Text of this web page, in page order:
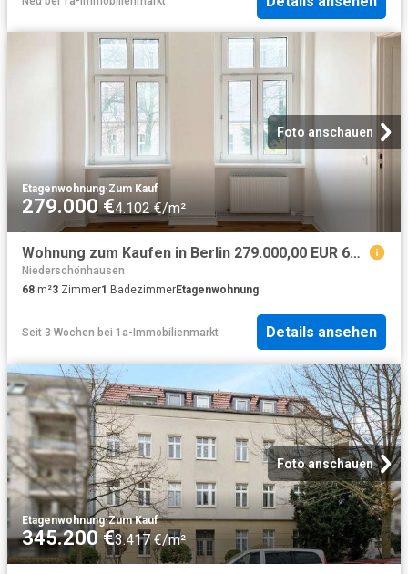
Foto anschauen
Etagenwohnung·Zum Kauf
279.000 €4.102 €/m²
Wohnung zum Kaufen in Berlin 279.000,00 EUR 68.26 m²
Niederschönhausen
68 m²3 Zimmer1 BadezimmerEtagenwohnung
Seit 3 Wochen bei 1a-Immobilienmarkt Details ansehen
Foto anschauen
Etagenwohnung·Zum Kauf
345.200 €3.417 €/m²